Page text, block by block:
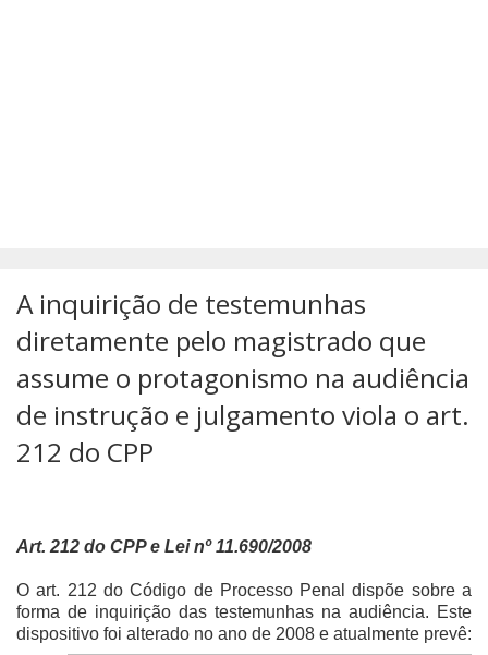
A inquirição de testemunhas
diretamente pelo magistrado que
assume o protagonismo na audiência
de instrução e julgamento viola o art.
212 do CPP
Art. 212 do CPP e Lei nº 11.690/2008
O art. 212 do Código de Processo Penal dispõe sobre a
forma de inquirição das testemunhas na audiência. Este
dispositivo foi alterado no ano de 2008 e atualmente prevê: